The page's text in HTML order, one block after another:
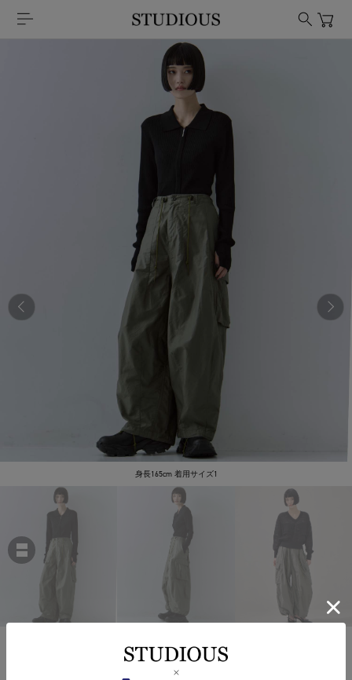
身長165cm 着用サイズ1
Needles